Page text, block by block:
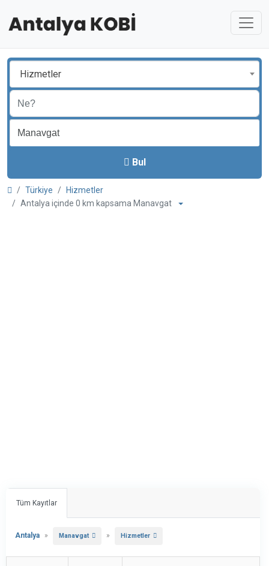
Hizmetler
Bul
Türkiye
Hizmetler
Antalya içinde 0 km kapsama Manavgat
Tüm Kayıtlar
Antalya » Manavgat » Hizmetler